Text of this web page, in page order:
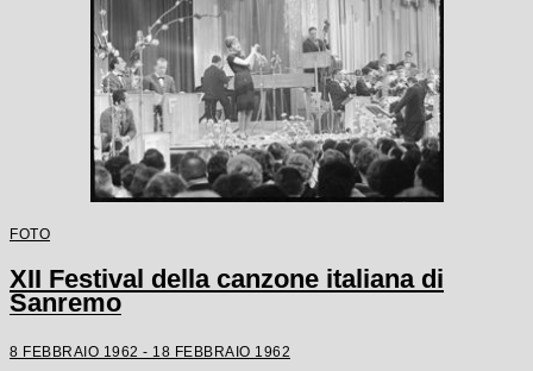
FOTO
XII Festival della canzone italiana di
Sanremo
8 FEBBRAIO 1962 - 18 FEBBRAIO 1962